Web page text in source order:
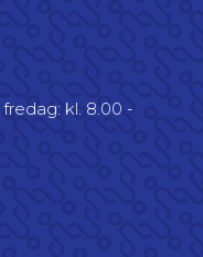
kl. 8.00 -